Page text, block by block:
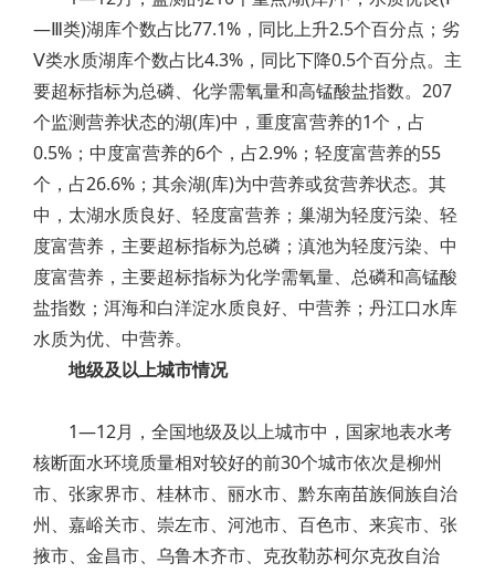
—Ⅲ类)湖库个数占比77.1%，同比上升2.5个百分点；劣
Ⅴ类水质湖库个数占比4.3%，同比下降0.5个百分点。主
要超标指标为总磷、化学需氧量和高锰酸盐指数。207
个监测营养状态的湖(库)中，重度富营养的1个，占
0.5%；中度富营养的6个，占2.9%；轻度富营养的55
个，占26.6%；其余湖(库)为中营养或贫营养状态。其
中，太湖水质良好、轻度富营养；巢湖为轻度污染、轻
度富营养，主要超标指标为总磷；滇池为轻度污染、中
度富营养，主要超标指标为化学需氧量、总磷和高锰酸
盐指数；洱海和白洋淀水质良好、中营养；丹江口水库
水质为优、中营养。
地级及以上城市情况
1—12月，全国地级及以上城市中，国家地表水考
核断面水环境质量相对较好的前30个城市依次是柳州
市、张家界市、桂林市、丽水市、黔东南苗族侗族自治
州、嘉峪关市、崇左市、河池市、百色市、来宾市、张
掖市、金昌市、乌鲁木齐市、克孜勒苏柯尔克孜自治